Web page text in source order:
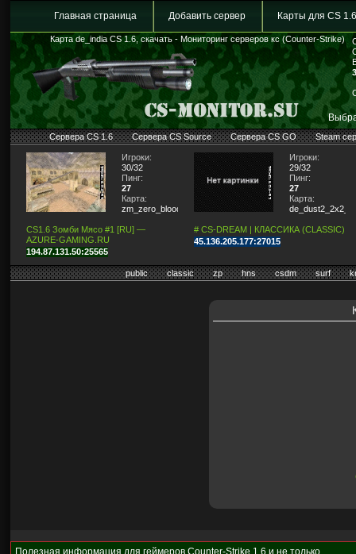
Главная страница Добавить сервер Карты для CS 1.6
Карта de_india CS 1.6, скачать - Мониторинг серверов кс (Counter-Strike)
Сервера CS 1.6 Сервера CS Source Сервера CS GO Steam
Игроки:
30/32
Пинг:
27
Карта:
zm_zero_blood
CS1.6 Зомби Мясо #1 [RU] —
AZURE-GAMING.RU
194.87.131.50:25565
Игроки:
29/32
Пинг:
27
Карта:
# CS-DREAM | КЛАССИКА (CLASSIC)
45.136.205.177:27015
public classic zp hns csdm surf
Полезная информация для геймеров Counter-Strike 1.6 и не только..